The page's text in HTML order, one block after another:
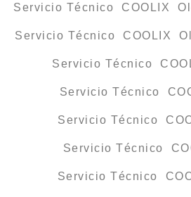
Servicio Técnico COOLIX
Servicio Técnico COOLIX
Servicio Técnico
Servicio Técnico
Servicio Técnico
Servicio Técnico
Servicio Técnico